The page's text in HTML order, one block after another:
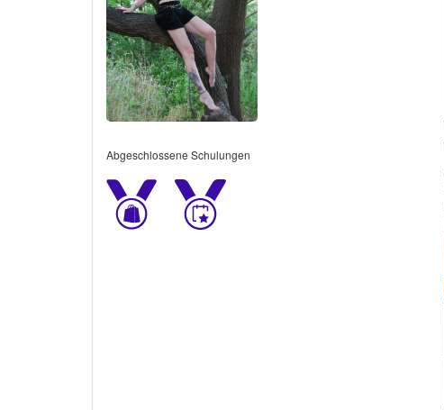
Abgeschlossene Schulungen